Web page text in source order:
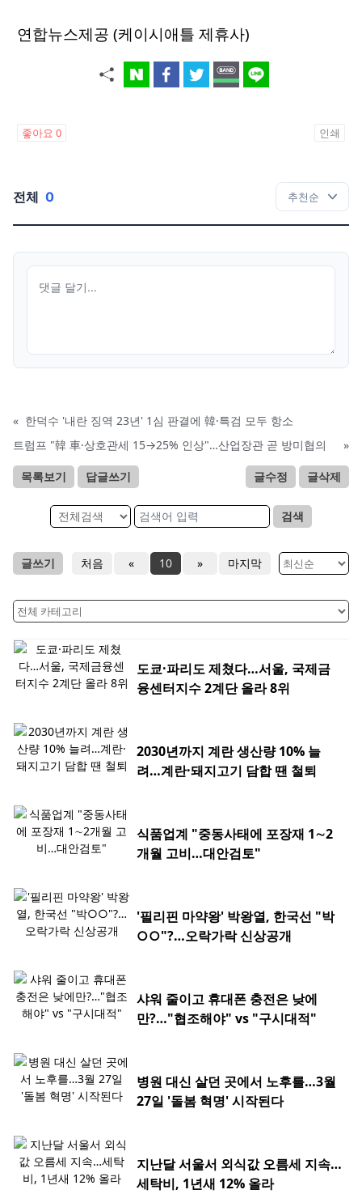
연합뉴스제공 (케이시애틀 제휴사)
좋아요 0 인쇄
전체 0
« 한덕수 '내란 징역 23년' 1심 판결에 韓·특검 모두 항소
트럼프 "韓 車·상호관세 15→25% 인상"…산업장관 곧 방미협의
»
목록보기 답글쓰기 글수정 글삭제
검색
글쓰기 처음 « 10 » 마지막
도쿄·파리도 제쳤다…서울, 국제금
융센터지수 2계단 올라 8위
2030년까지 계란 생산량 10% 늘
려…계란·돼지고기 담합 땐 철퇴
식품업계 "중동사태에 포장재 1∼2
개월 고비…대안검토"
'필리핀 마약왕' 박왕열, 한국선 "박
○○"?…오락가락 신상공개
샤워 줄이고 휴대폰 충전은 낮에
만?…"협조해야" vs "구시대적"
병원 대신 살던 곳에서 노후를…3월
27일 '돌봄 혁명' 시작된다
지난달 서울서 외식값 오름세 지속…
세탁비, 1년새 12% 올라